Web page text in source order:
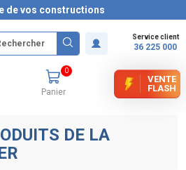
de vos constructions
Service client
36 225 000
Panier
0
VENTE
FLASH
DE LA